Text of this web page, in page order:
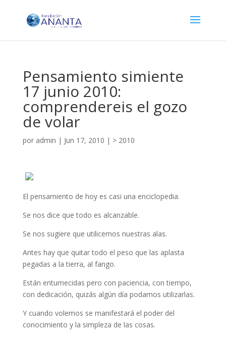
Pensamiento simiente
17 junio 2010:
comprendereis el gozo
de volar
por admin | Jun 17, 2010 | > 2010
El pensamiento de hoy es casi una enciclopedia.
Se nos dice que todo es alcanzable.
Se nos sugiere que utilicemos nuestras alas.
Antes hay que quitar todo el peso que las aplasta
pegadas a la tierra, al fango.
Están entumecidas pero con paciencia, con tiempo,
con dedicación, quizás algún día podamos utilizarlas.
Y cuando volemos se manifestará el poder del
conocimiento y la simpleza de las cosas.